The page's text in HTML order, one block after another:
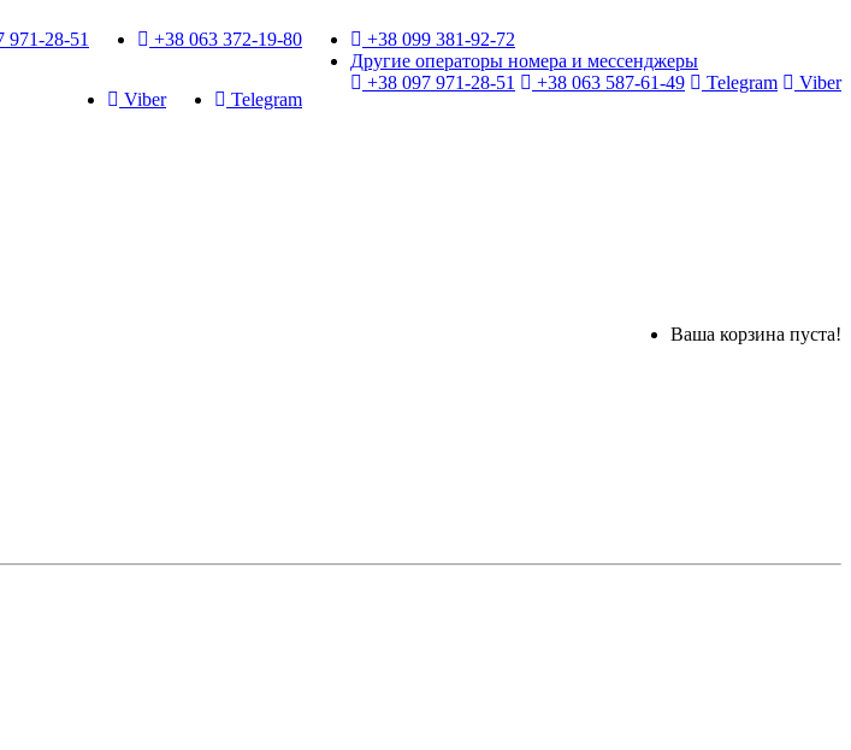
+38 099 381-92-72
Другие операторы номера и мессенджеры
+38 097 971-28-51
+38 063 587-61-49 Telegram Viber
+38 063 372-19-80
971-28-51
Telegram
Viber
Ваша корзина пуста!